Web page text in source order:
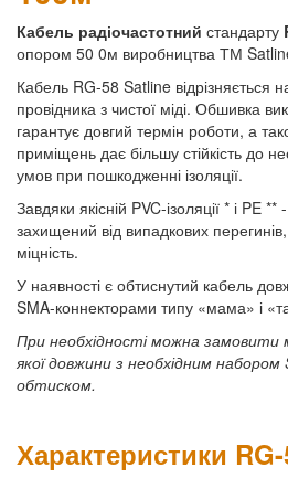
Кабель радіочастотний стандарту
опором 50 0м виробництва ТМ
Кабель RG-58 Satline відрізняється
провідника з чистої міді. Обшивка
гарантує довгий термін роботи, а
приміщень дає більшу стійкість до
умов при пошкодженні ізоляції.
Завдяки якісній PVC-ізоляції * і PE
захищений від випадкових
міцність.
У наявності є обтиснутий кабель
SMA-коннекторами типу «мама» і
При необхідності можна замовити
якої довжини з необхідним набором
обтиском.
Характеристики